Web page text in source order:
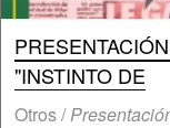
"INSTINTO DE
Otros /